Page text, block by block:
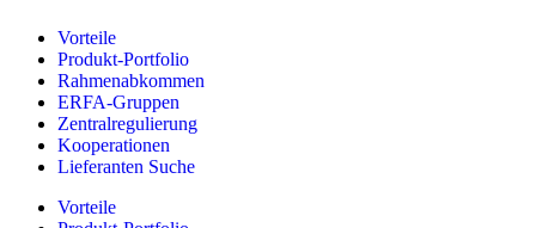
Vorteile
Produkt-Portfolio
Rahmenabkommen
ERFA-Gruppen
Zentralregulierung
Kooperationen
Lieferanten Suche
Vorteile